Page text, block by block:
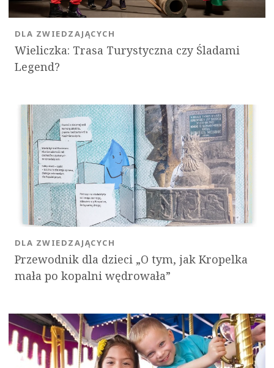
Wieliczka: Trasa Turystyczna czy Śladami
Legend?
DLA ZWIEDZAJĄCYCH
Przewodnik dla dzieci „O tym, jak Kropelka
mała po kopalni wędrowała”
DLA ZWIEDZAJĄCYCH